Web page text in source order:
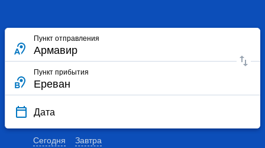
Пункт отправления
Пункт прибытия
Дата
Сегодня Завтра